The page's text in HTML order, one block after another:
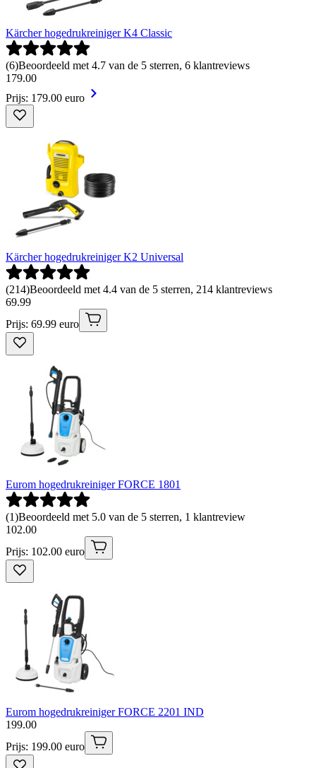
Kärcher hogedrukreiniger K4 Classic
(6)Beoordeeld met 4.7 van de 5 sterren, 6 klantreviews
179.00
Prijs: 179.00 euro
Kärcher hogedrukreiniger K2 Universal
(214)Beoordeeld met 4.4 van de 5 sterren, 214 klantreviews
69.99
Prijs: 69.99 euro
Eurom hogedrukreiniger FORCE 1801
(1)Beoordeeld met 5.0 van de 5 sterren, 1 klantreview
102.00
Prijs: 102.00 euro
Eurom hogedrukreiniger FORCE 2201 IND
199.00
Prijs: 199.00 euro